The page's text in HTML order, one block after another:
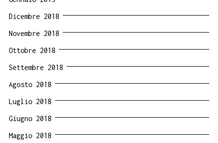
Dicembre 2018
Novembre 2018
Ottobre 2018
Settembre 2018
Agosto 2018
Luglio 2018
Giugno 2018
Maggio 2018